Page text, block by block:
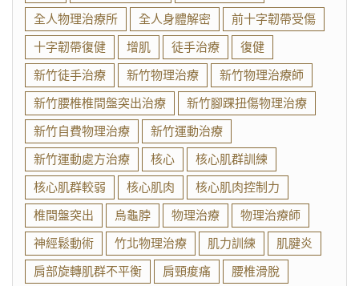
全人物理治療所 全人身體解密
前十字韌帶受傷
十字韌帶復健
增肌 徒手治療
復健
新竹徒手治療
新竹物理治療
新竹物理治療師
新竹腰椎椎間盤突出治療
新竹腳踝扭傷物理治療
新竹自費物理治療
新竹運動治療
新竹運動處方治療
核心
核心肌群訓練
核心肌群較弱
核心肌肉
核心肌肉控制力
椎間盤突出
烏龜脖 物理治療
物理治療師
神經鬆動術
竹北物理治療 肌力訓練
肌腱炎
肩部旋轉肌群不平衡
肩頸痠痛
腰椎滑脫